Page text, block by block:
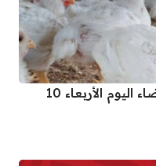
تحديث جديد.. اسعار الفراخ البيضاء اليوم الأربعاء 10